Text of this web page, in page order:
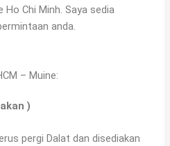
Chi Minh. Saya sedia
anda.
– Muine:
)
pergi Dalat dan disediakan